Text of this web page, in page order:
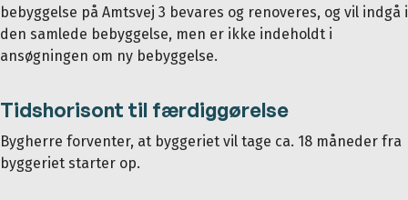
bebyggelse på Amtsvej 3 bevares og renoveres, og vil indgå i
den samlede bebyggelse, men er ikke indeholdt i
ansøgningen om ny bebyggelse.
Tidshorisont til færdiggørelse
Bygherre forventer, at byggeriet vil tage ca. 18 måneder fra
byggeriet starter op.